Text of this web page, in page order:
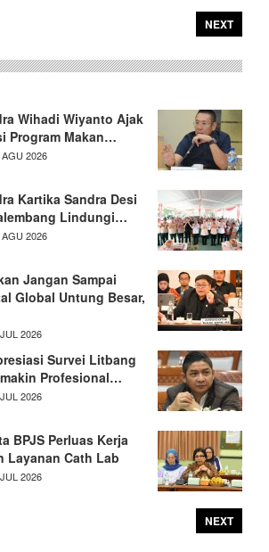
NEXT
Wihadi Wiyanto Ajak
Program Makan…
2026
Kartika Sandra Desi
Lindungi…
2026
Jangan Sampai
Global Untung Besar,
2026
Survei Litbang
Profesional…
2026
BPJS Perluas Kerja
Layanan Cath Lab
2026
NEXT